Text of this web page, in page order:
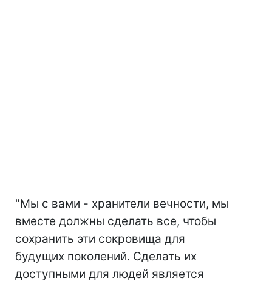
"Мы с вами - хранители вечности, мы
вместе должны сделать все, чтобы
сохранить эти сокровища для
будущих поколений. Сделать их
доступными для людей является